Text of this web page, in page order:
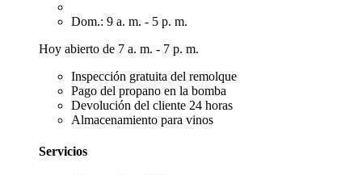
Dom.: 9 a. m. - 5 p. m.
Hoy abierto de 7 a. m. - 7 p. m.
Inspección gratuita del remolque
Pago del propano en la bomba
Devolución del cliente 24 horas
Almacenamiento para vinos
Servicios